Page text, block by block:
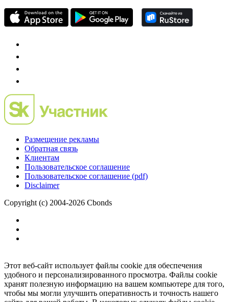
Размещение рекламы
Обратная связь
Клиентам
Пользовательское соглашение
Пользовательское соглашение (pdf)
Disclaimer
Copyright (c) 2004-2026 Cbonds
Этот веб-сайт использует файлы cookie для обеспечения
удобного и персонализированного просмотра. Файлы cookie
хранят полезную информацию на вашем компьютере для того,
чтобы мы могли улучшить оперативность и точность нашего